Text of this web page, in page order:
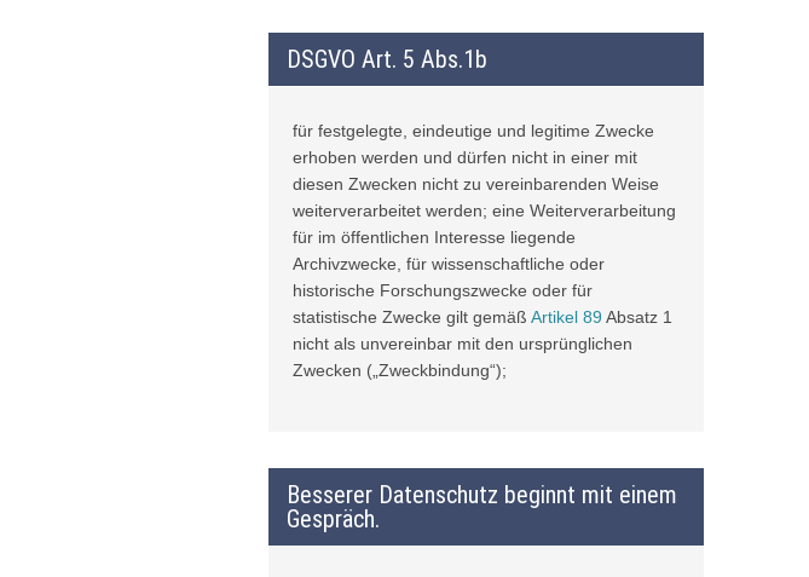
DSGVO Art. 5 Abs.1b
für festgelegte, eindeutige und legitime Zwecke
erhoben werden und dürfen nicht in einer mit
diesen Zwecken nicht zu vereinbarenden Weise
weiterverarbeitet werden; eine Weiterverarbeitung
für im öffentlichen Interesse liegende
Archivzwecke, für wissenschaftliche oder
historische Forschungszwecke oder für
statistische Zwecke gilt gemäß Artikel 89 Absatz 1
nicht als unvereinbar mit den ursprünglichen
Zwecken („Zweckbindung“);
Besserer Datenschutz beginnt mit einem
Gespräch.